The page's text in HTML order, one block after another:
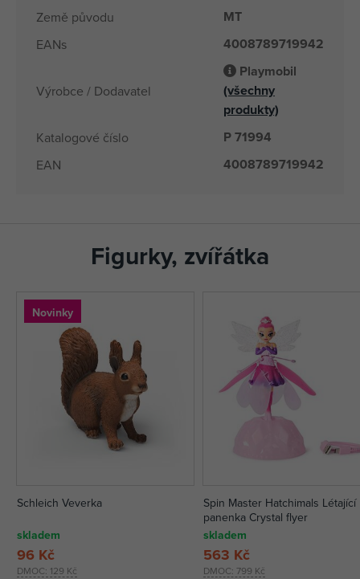
Země původu MT
EANs 4008789719942
Výrobce / Dodavatel
Playmobil
(všechny
produkty)
Katalogové číslo P 71994
EAN 4008789719942
Figurky, zvířátka
Novinky
Schleich Veverka
skladem
DMOC: 129 Kč
96 Kč
Spin Master Hatchimals Létající
panenka Crystal flyer
skladem
DMOC:799 Kč
563 Kč